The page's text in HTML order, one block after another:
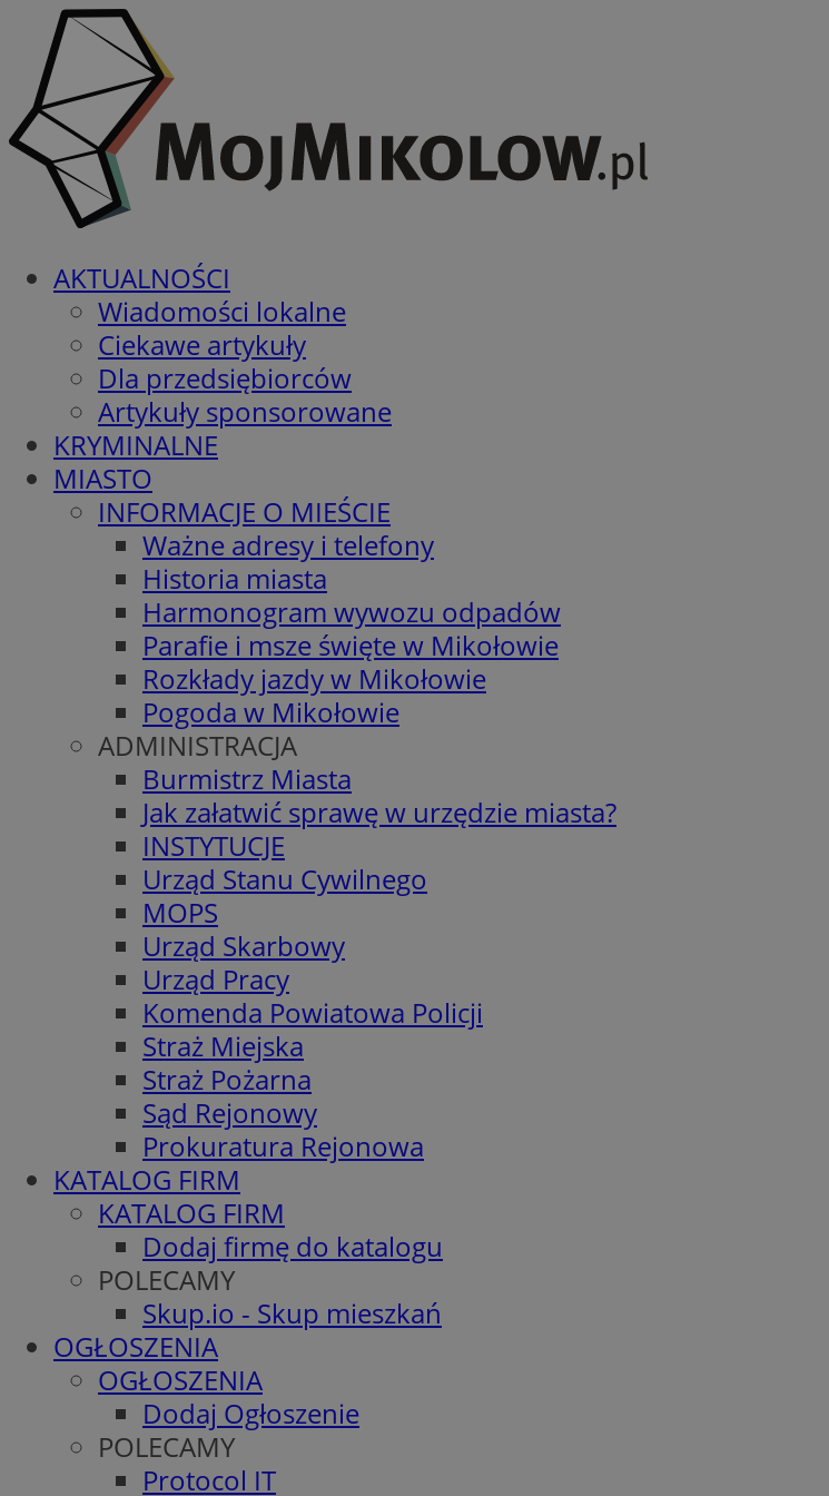
AKTUALNOŚCI
Wiadomości lokalne
Ciekawe artykuły
Dla przedsiębiorców
Artykuły sponsorowane
KRYMINALNE
MIASTO
INFORMACJE O MIEŚCIE
Ważne adresy i telefony
Historia miasta
Harmonogram wywozu odpadów
Parafie i msze święte w Mikołowie
Rozkłady jazdy w Mikołowie
Pogoda w Mikołowie
ADMINISTRACJA
Burmistrz Miasta
Jak załatwić sprawę w urzędzie miasta?
INSTYTUCJE
Urząd Stanu Cywilnego
MOPS
Urząd Skarbowy
Urząd Pracy
Komenda Powiatowa Policji
Straż Miejska
Straż Pożarna
Sąd Rejonowy
Prokuratura Rejonowa
KATALOG FIRM
KATALOG FIRM
Dodaj firmę do katalogu
POLECAMY
Skup.io - Skup mieszkań
OGŁOSZENIA
OGŁOSZENIA
Dodaj Ogłoszenie
POLECAMY
Protocol IT